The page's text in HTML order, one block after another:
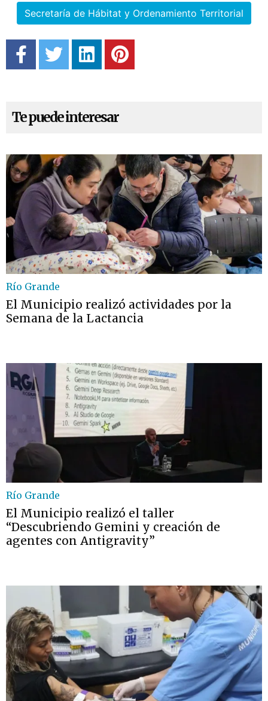
Secretaría de Hábitat y Ordenamiento Territorial
Te puede interesar
Río Grande
El Municipio realizó actividades por la
Semana de la Lactancia
Río Grande
El Municipio realizó el taller
“Descubriendo Gemini y creación de
agentes con Antigravity”